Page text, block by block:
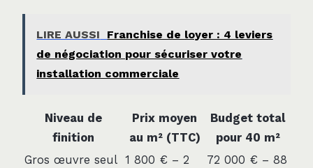
LIRE AUSSI
Franchise de loyer : 4 leviers
de négociation pour sécuriser votre
installation commerciale
Niveau de
finition
Prix moyen
au m² (TTC)
Budget total
pour 40 m²
Gros œuvre seul
1 800 € – 2
72 000 € – 88